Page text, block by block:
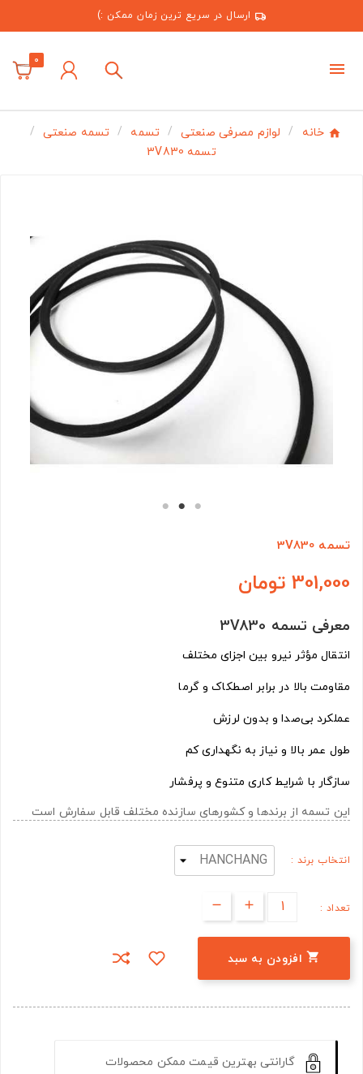
ارسال در سریع ترین زمان ممکن :)
0
خانه لوازم مصرفی صنعتی تسمه
تسمه صنعتی
تسمه 3V830
تسمه 3V830
301,000 تومان
معرفی تسمه 3V830
انتقال مؤثر نیرو بین اجزای مختلف
مقاومت بالا در برابر اصطکاک و گرما
عملکرد بی‌صدا و بدون لرزش
طول عمر بالا و نیاز به نگهداری کم
سازگار با شرایط کاری متنوع و پرفشار
این تسمه از برندها و کشورهای سازنده مختلف قابل سفارش است
انتخاب برند :
تعداد :
 افزودن به سبد
گارانتی بهترین قیمت ممکن محصولات